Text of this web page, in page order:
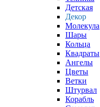
Детская
Декор
Молекула
Шары
Кольца
Квадраты
Ангелы
Цветы
Ветки
Штурвал
Корабль